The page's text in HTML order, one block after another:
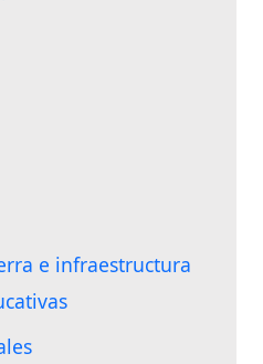
e infraestructura